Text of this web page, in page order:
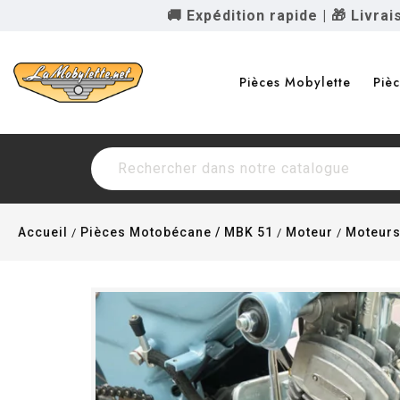
🚚 Expédition rapide | 🎁
Pièces Mobylette
Accueil Pièces Motobécane / MBK 51 Moteur